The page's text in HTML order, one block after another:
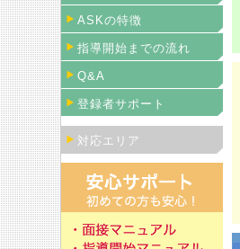
ASKの特徴
指導開始までの流れ
Q&A
登録者サポート
対応エリア